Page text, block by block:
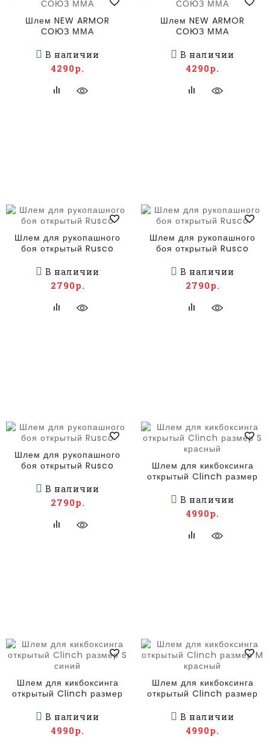
Шлем NEW ARMOR
СОЮЗ ММА
В наличии
4290р.
Шлем NEW ARMOR
СОЮЗ ММА
В наличии
4290р.
Шлем для рукопашного
боя открытый Rusco
В наличии
2790р.
Шлем для рукопашного
боя открытый Rusco
В наличии
2790р.
Шлем для рукопашного
боя открытый Rusco
В наличии
2790р.
Шлем для кикбоксинга
открытый Clinch размер
В наличии
4990р.
Шлем для кикбоксинга
открытый Clinch размер
В наличии
4990р.
Шлем для кикбоксинга
открытый Clinch размер
В наличии
4990р.